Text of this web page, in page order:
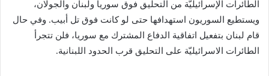
الطائرات الإسرائيليّة من التحليق فوق سوريا و​لبنان​ والجولان،
ويستطيع السوريون استهدافها حتى لو كانت فوق تل أبيب. وفي حال
قام لبنان بتفعيل اتفاقية الدفاع المشترك مع سوريا، فلن تتجرأ
الطائرات الاسرائيليّة على التحليق قرب الحدود اللبنانية.